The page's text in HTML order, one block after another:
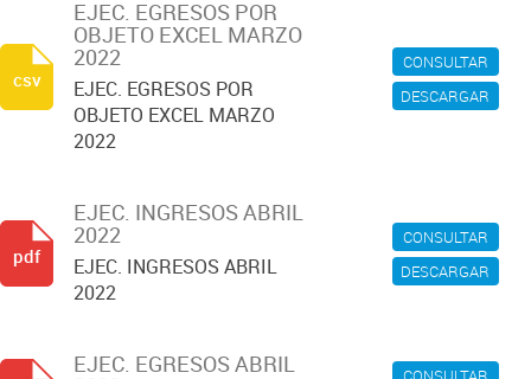
CONSULTAR
DESCARGAR
EJEC. EGRESOS POR
OBJETO EXCEL MARZO
2022
EJEC. EGRESOS POR
OBJETO EXCEL MARZO
2022
csv
CONSULTAR
DESCARGAR
EJEC. INGRESOS ABRIL
2022
EJEC. INGRESOS ABRIL
2022
pdf
EJEC. EGRESOS ABRIL